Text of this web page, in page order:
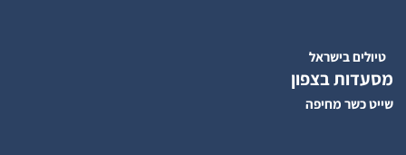
טיולים בישראל
מסעדות בצפון
שייט כשר מחיפה